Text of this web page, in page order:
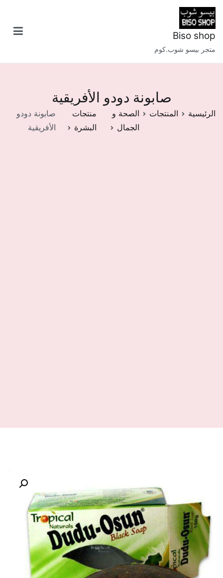
تخطى
إلى
المحتوى
Biso shop
متجر بيسو شوب.كوم
صابونة دودو الأفريقية
الرئيسية المنتجات
الصحة و
الجمال
منتجات
البشرة
صابونة دودو
الأفريقية